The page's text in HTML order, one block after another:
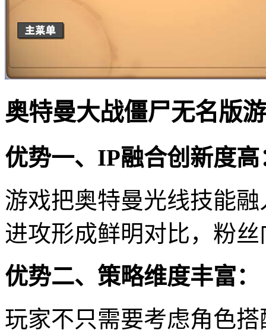
奥特曼大战僵尸无名版
优势一、IP融合创新度高
游戏把奥特曼光线技能
进攻形成鲜明对比，粉
优势二、策略维度丰富：
玩家不只需要考虑角色